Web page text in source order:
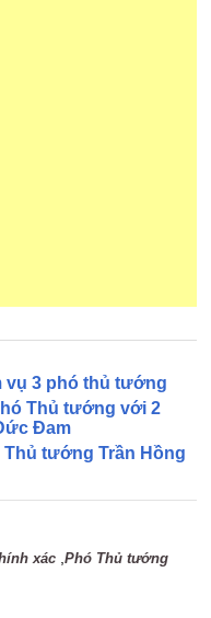
vụ 3 phó thủ tướng
Thủ tướng với 2
Đam
Thủ tướng Trần Hồng
xác ,Phó Thủ tướng